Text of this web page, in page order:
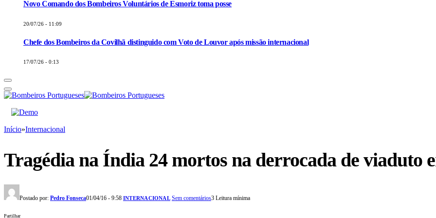
Novo Comando dos Bombeiros Voluntários de Esmoriz toma posse
20/07/26 - 11:09
Chefe dos Bombeiros da Covilhã distinguido com Voto de Louvor após missão internacional
17/07/26 - 0:13
Início»Internacional
Tragédia na Índia 24 mortos na derrocada de viaduto
Postado por: Pedro Fonseca01/04/16 - 9:58 INTERNACIONAL Sem comentários3 Leitura mínima
Partilhar